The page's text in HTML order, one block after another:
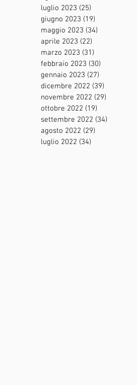
luglio 2023 (25)
giugno 2023 (19)
maggio 2023 (34)
aprile 2023 (22)
marzo 2023 (31)
febbraio 2023 (30)
gennaio 2023 (27)
dicembre 2022 (39)
novembre 2022 (29)
ottobre 2022 (19)
settembre 2022 (34)
agosto 2022 (29)
luglio 2022 (34)